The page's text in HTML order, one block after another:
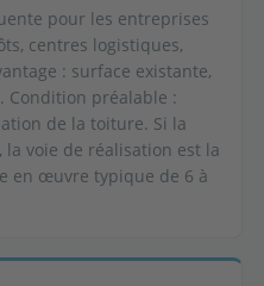
pour les entreprises
centres logistiques,
: surface existante,
Condition préalable :
de la toiture. Si la
voie de réalisation est la
en œuvre typique de 6 à